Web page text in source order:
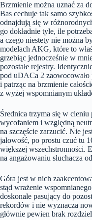
Brzmienie można uznać za
Bas cechuje tak samo
odnajdują się w
go dokładnie tyle, ile
a czego niestety nie można
modelach AKG, które to
grzebiąc jednocześnie w
pozostałe rejestry.
pod uDACa 2
i patrząc na brzmienie
z wyżej wspomnianym
Średnica trzyma się w cieniu
wycofaniem i względną
na szczęście zarzucić. Nie
jałowość, po prostu czuć tu
większej wszechstronności.
na angażowaniu słuchacza
Góra jest w nich
stąd wrażenie
doskonale pasujący do
rekordów i nie wyznacza
głównie pewien brak